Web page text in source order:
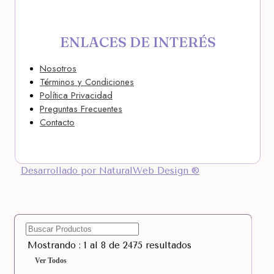
ENLACES DE INTERÉS
Nosotros
Términos y Condiciones
Política Privacidad
Preguntas Frecuentes
Contacto
Desarrollado por NaturalWeb Design ®
Mostrando : 1 al 8 de 2475 resultados
Ver Todos